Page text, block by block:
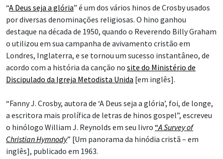
“A Deus seja a glória” é um dos vários hinos de Crosby usados
por diversas denominações religiosas. O hino ganhou
destaque na década de 1950, quando o Reverendo Billy Graham
o utilizou em sua campanha de avivamento cristão em
Londres, Inglaterra, e se tornou um sucesso instantâneo, de
acordo com a história da canção no site do Ministério de
Discipulado da Igreja Metodista Unida [em inglês].
“Fanny J. Crosby, autora de ‘A Deus seja a glória’, foi, de longe,
a escritora mais prolífica de letras de hinos gospel”, escreveu
o hinólogo William J. Reynolds em seu livro “A Survey of
Christian Hymnody” [Um panorama da hinódia cristã – em
inglês], publicado em 1963.